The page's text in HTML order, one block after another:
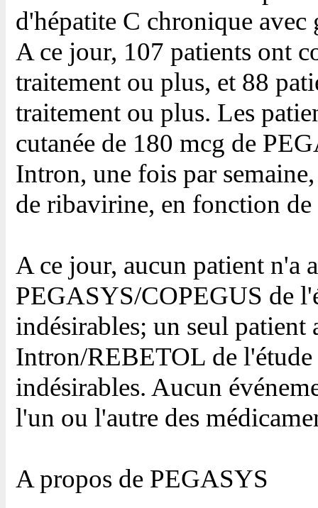
d'hépatite C chronique avec
A ce jour, 107 patients ont
traitement ou plus, et 88
traitement ou plus. Les
cutanée de 180 mcg de
Intron, une fois par
de ribavirine, en fonction
A ce jour, aucun patient n'a
PEGASYS/COPEGUS de
indésirables; un seul patient
Intron/REBETOL de l'étude
indésirables. Aucun
l'un ou l'autre des
A propos de PEGASYS